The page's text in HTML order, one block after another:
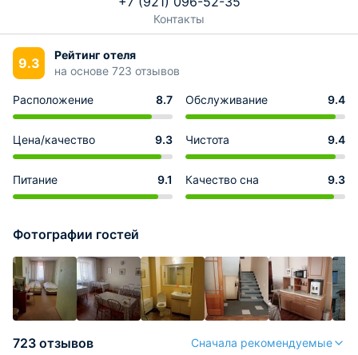
Контакты
9.3
Рейтинг отеля
на основе 723 отзывов
Расположение 8.7 Обслуживание 9.4
Цена/качество 9.3 Чистота 9.4
Питание 9.1 Качество сна 9.3
Фотографии гостей
723 отзывов Сначала рекомендуемые